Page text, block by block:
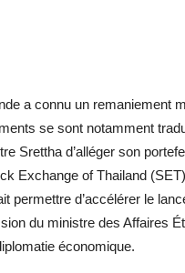
a connu un remaniement
se sont notamment
Srettha d’alléger son
Exchange of Thailand
permettre d’accélérer le
du ministre des Affaires
économique.